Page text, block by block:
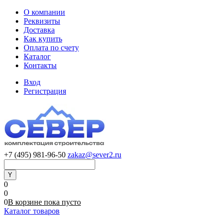
О компании
Реквизиты
Доставка
Как купить
Оплата по счету
Каталог
Контакты
Вход
Регистрация
+7 (495) 981-96-50 zakaz@sever2.ru
0
0
0В корзине пока пусто
Каталог товаров